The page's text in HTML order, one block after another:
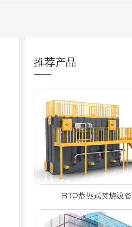
推荐产品
RTO蓄热式焚烧设备